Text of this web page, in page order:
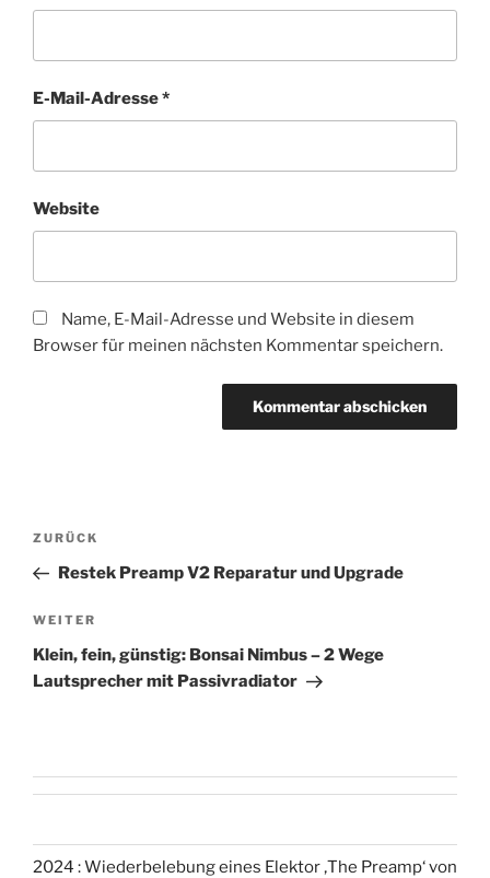
E-Mail-Adresse*
Website
Name, E-Mail-Adresse und Website in diesem
Browser für meinen nächsten Kommentar speichern.
Beitragsnavigation
Vorheriger
Beitrag
ZURÜCK
Restek Preamp V2 Reparatur und Upgrade
Nächster
Beitrag
WEITER
Klein, fein, günstig: Bonsai Nimbus – 2 Wege
Lautsprecher mit Passivradiator
2024 : Wiederbelebung eines Elektor ‚The Preamp‘ von